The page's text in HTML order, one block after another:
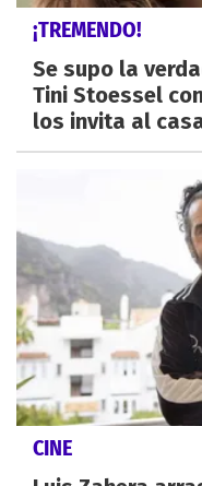
¡TREMENDO!
Se supo la
Tini Stoessel
los invita al
CINE